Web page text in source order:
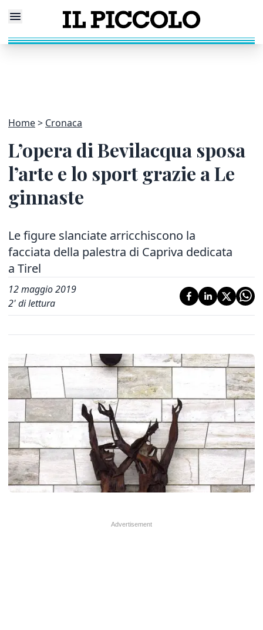
Home Cronaca
L’opera di Bevilacqua sposa
l’arte e lo sport grazie a Le
ginnaste
Le figure slanciate arricchiscono la
facciata della palestra di Capriva dedicata
a Tirel
12 maggio 2019
2' di lettura